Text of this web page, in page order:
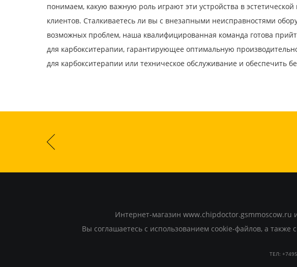
понимаем, какую важную роль играют эти устройства в
клиентов. Сталкиваетесь ли вы с внезапными неисправностями
возможных проблем, наша квалифицированная команда готова
для карбокситерапии, гарантирующее оптимальную
для карбокситерапии или техническое обслуживание и обеспечить
Интернет-магазин www.chipdoctor.gsmmoscow.ru
Вы соглашаетесь с использованием cookie-файлов, а также с
ТЕЛ: